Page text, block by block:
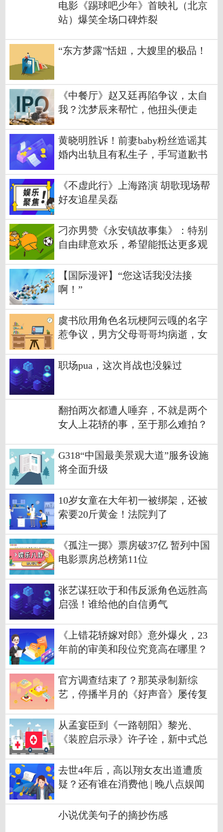
电影《踢球吧少年》首映礼（北京
站）爆笑全场口碑炸裂
“东方梦露”恬妞，大嫂里的极品！
《中餐厅》赵又廷再陷争议，太自
我？沈梦辰来帮忙，他扭头便走
黄晓明胜诉！前妻baby粉丝造谣其
婚内出轨且有私生子，手写道歉书
《不虚此行》上海路演 胡歌现场帮
好友追星吴磊
刁亦男赞《永安镇故事集》：特别
自由肆意欢乐，希望能抵达更多观
【国际漫评】“您这话我没法接
啊！”
虞书欣用角色名玩梗阿云嘎的名字
惹争议，男方父母哥哥均病逝，女
考虑清楚
职场pua，这次肖战也没躲过
翻拍两次都遭人唾弃，不就是两个
女人上花轿的事，至于那么难拍？
G318“中国最美景观大道”服务设施
将全面升级
10岁女童在大年初一被绑架，还被
索要20斤黄金！法院判了
《孤注一掷》票房破37亿 暂列中国
电影票房总榜第11位
张艺谋狂吹于和伟反派角色远胜高
启强！谁给他的自信勇气
《上错花轿嫁对郎》意外爆火，23
年前的审美和段位究竟高在哪里？
官方调查结束了？那英录制新综
艺，停播半月的《好声音》屡传复
从孟宴臣到《一路朝阳》黎光、
《装腔启示录》许子诠，新中式总
去世4年后，高以翔女友出道遭质
疑？还有谁在消费他 | 晚八点娱闻
小说优美句子的摘抄伤感